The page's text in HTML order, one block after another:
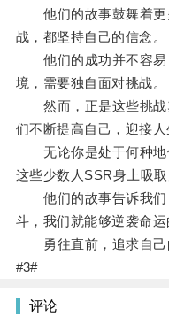
他们的故事鼓舞着更
战，都坚持自己的信念。
他们的成功并不容易
境，需要独自面对挑战。
然而，正是这些挑战
们不断提高自己，迎接人
无论你是处于何种地
这些少数人SSR身上吸取
他们的故事告诉我们
斗，我们就能够逆袭命运
勇往直前，追求自己
#3#
评论